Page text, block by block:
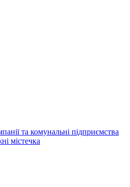
та комунальні підприємства
мiстечка